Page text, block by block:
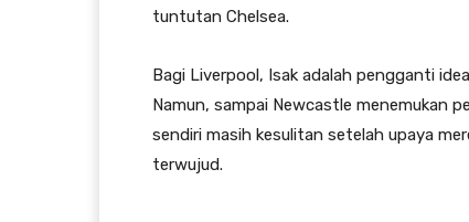
tuntutan Chelsea.
Bagi Liverpool, Isak adalah pengganti
Namun, sampai Newcastle menemukan
sendiri masih kesulitan setelah upaya
terwujud.